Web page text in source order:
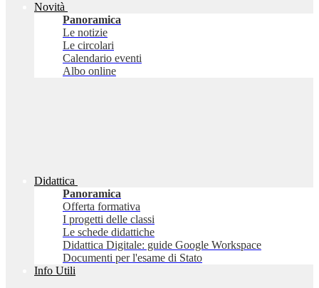
Novità
Panoramica
Le notizie
Le circolari
Calendario eventi
Albo online
Didattica
Panoramica
Offerta formativa
I progetti delle classi
Le schede didattiche
Didattica Digitale: guide Google Workspace
Documenti per l'esame di Stato
Info Utili